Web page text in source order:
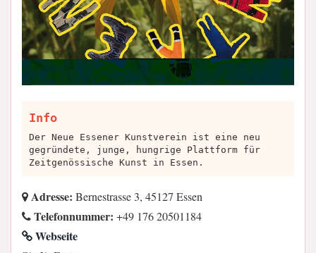
Info
Der Neue Essener Kunstverein ist eine neu
gegründete, junge, hungrige Plattform für
Zeitgenössische Kunst in Essen.
Adresse: Bernestrasse 3, 45127 Essen
Telefonnummer: +49 176 20501184
Webseite